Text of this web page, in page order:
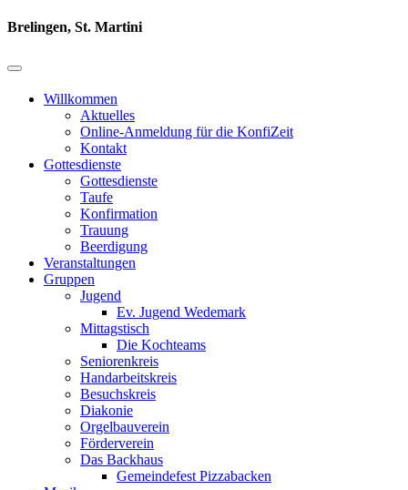
Brelingen, St. Martini
Willkommen
Aktuelles
Online-Anmeldung für die KonfiZeit
Kontakt
Gottesdienste
Gottesdienste
Taufe
Konfirmation
Trauung
Beerdigung
Veranstaltungen
Gruppen
Jugend
Ev. Jugend Wedemark
Mittagstisch
Die Kochteams
Seniorenkreis
Handarbeitskreis
Besuchskreis
Diakonie
Orgelbauverein
Förderverein
Das Backhaus
Gemeindefest Pizzabacken